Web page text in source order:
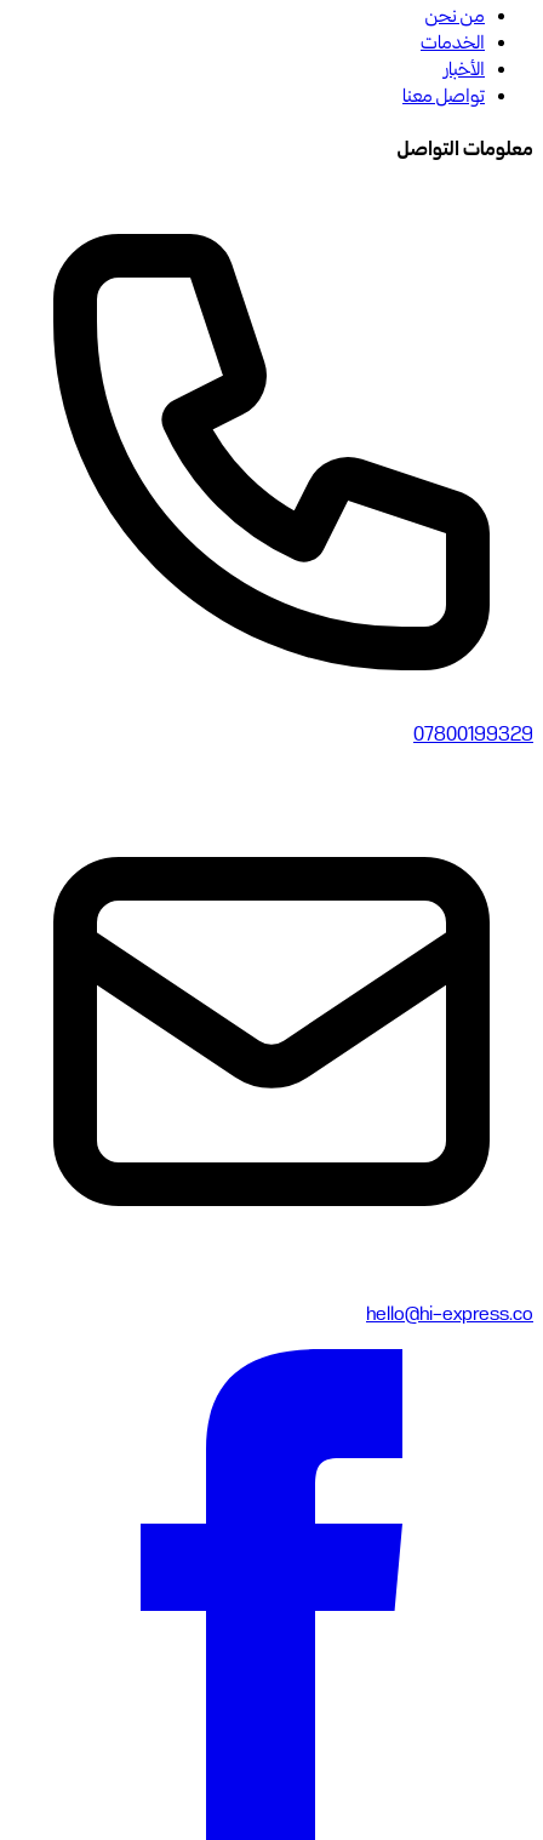
من نحن
الخدمات
الأخبار
تواصل معنا
معلومات التواصل
07800199329
hello@hi-express.co